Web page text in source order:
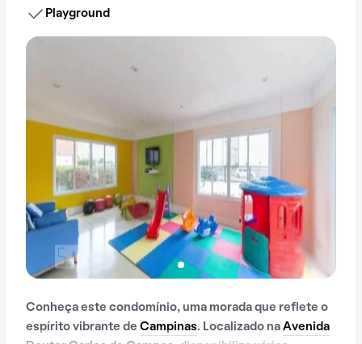
Playground
Conheça este condomínio, uma morada que reflete o
espírito vibrante de Campinas. Localizado na Avenida